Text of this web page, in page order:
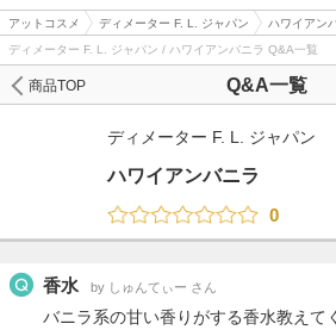
アットコスメ ディメーター F. L. ジャパン ハワイアン
ディメーター F. L. ジャパン / ハワイアンバニラ Q&A一覧
Q&A一覧
商品TOP
ディメーター F. L. ジャパン
ハワイアンバニラ
0
香水 by しゅんてぃー さん
バニラ系の甘い香りがする香水教えて